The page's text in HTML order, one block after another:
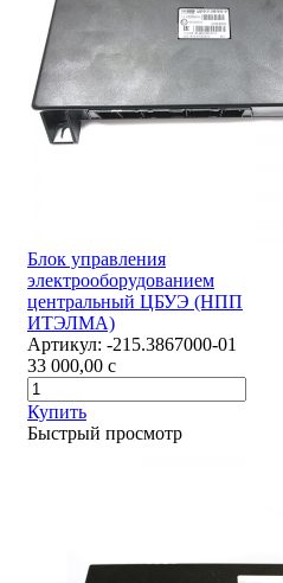
Блок управления
электрооборудованием
центральный ЦБУЭ (НПП
ИТЭЛМА)
Артикул: -215.3867000-01
33 000,00 c
Купить
Быстрый просмотр